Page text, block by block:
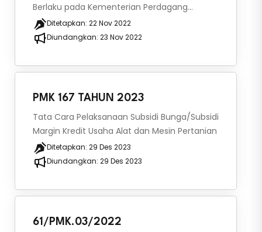
Berlaku pada Kementerian Perdagang...
Ditetapkan: 22 Nov 2022
Diundangkan: 23 Nov 2022
PMK 167 TAHUN 2023
Tata Cara Pelaksanaan Subsidi Bunga/Subsidi
Margin Kredit Usaha Alat dan Mesin Pertanian
Ditetapkan: 29 Des 2023
Diundangkan: 29 Des 2023
61/PMK.03/2022